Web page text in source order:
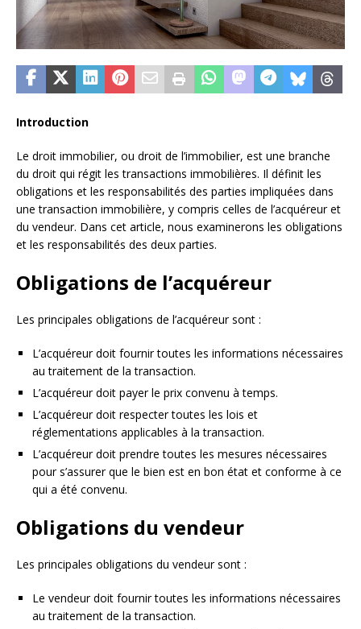
Introduction
Le droit immobilier, ou droit de l’immobilier, est une branche
du droit qui régit les transactions immobilières. Il définit les
obligations et les responsabilités des parties impliquées dans
une transaction immobilière, y compris celles de l’acquéreur et
du vendeur. Dans cet article, nous examinerons les obligations
et les responsabilités des deux parties.
Obligations de l’acquéreur
Les principales obligations de l’acquéreur sont :
L’acquéreur doit fournir toutes les informations nécessaires
au traitement de la transaction.
L’acquéreur doit payer le prix convenu à temps.
L’acquéreur doit respecter toutes les lois et
réglementations applicables à la transaction.
L’acquéreur doit prendre toutes les mesures nécessaires
pour s’assurer que le bien est en bon état et conforme à ce
qui a été convenu.
Obligations du vendeur
Les principales obligations du vendeur sont :
Le vendeur doit fournir toutes les informations nécessaires
au traitement de la transaction.